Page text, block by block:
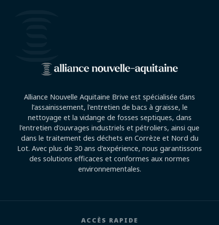
Alliance Nouvelle Aquitaine Brive est spécialisée dans
l’assainissement, l'entretien de bacs à graisse, le
nettoyage et la vidange de fosses septiques, dans
l'entretien d'ouvrages industriels et pétroliers, ainsi que
dans le traitement des déchets en Corrèze et Nord du
Lot. Avec plus de 30 ans d'expérience, nous garantissons
des solutions efficaces et conformes aux normes
environnementales.
ACCÈS RAPIDE